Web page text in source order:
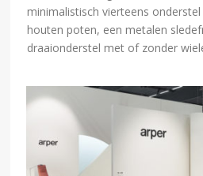
minimalistisch vierteens
houten poten, een metalen
draaionderstel met of zonder